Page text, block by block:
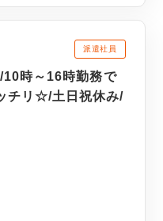
派遣社員
時～16時勤務で
チリ☆/土日祝休み/